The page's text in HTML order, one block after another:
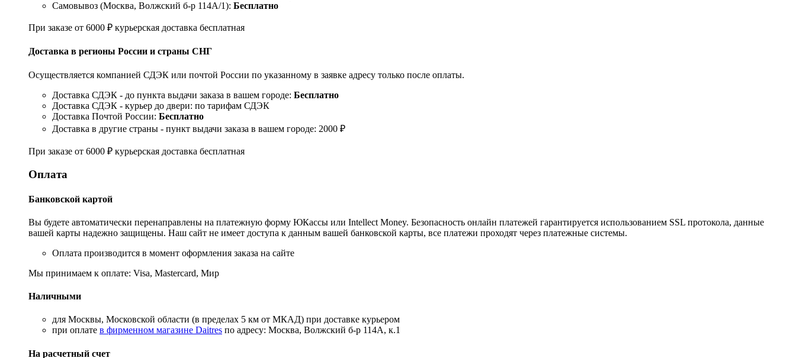
Самовывоз (Москва, Волжский б-р 114А/1): Бесплатно
При заказе от 6000 ₽ курьерская доставка бесплатная
Доставка в регионы России и страны СНГ
Осуществляется компанией СДЭК или почтой России по указанному в заявке адресу только после оплаты.
Доставка СДЭК - до пункта выдачи заказа в вашем городе: Бесплатно
Доставка СДЭК - курьер до двери: по тарифам СДЭК
Доставка Почтой России: Бесплатно
Доставка в другие страны - пункт выдачи заказа в вашем городе: 2000 ₽
При заказе от 6000 ₽ курьерская доставка бесплатная
Оплата
Банковской картой
Вы будете автоматически перенаправлены на платежную форму ЮКассы или Intellect Money. Безопасность онлайн платежей гарантируется использованием SSL протокола, данные
вашей карты надежно защищены. Наш сайт не имеет доступа к данным вашей банковской карты, все платежи проходят через платежные системы.
Оплата производится в момент оформления заказа на сайте
Мы принимаем к оплате: Visa, Mastercard, Мир
Наличными
для Москвы, Московской области (в пределах 5 км от МКАД) при доставке курьером
при оплате в фирменном магазине Daitres по адресу: Москва, Волжский б-р 114А, к.1
На расчетный счет